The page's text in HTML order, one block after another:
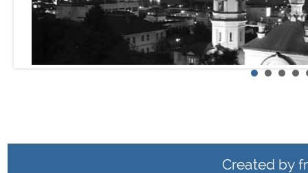
Created by